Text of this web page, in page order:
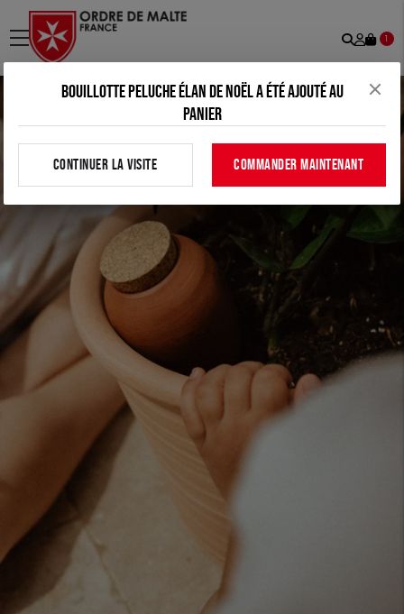
menu
Mon
1
Bouillotte peluche Élan de Noël a été ajouté au
panier
CONTINUER LA VISITE COMMANDER MAINTENANT